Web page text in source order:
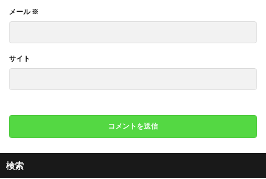
メール※
サイト
検索